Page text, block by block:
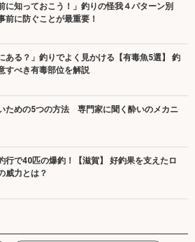
に知っておこう！」釣りの怪我４パターン別
に防ぐことが最重要！
ある？」釣りでよく見かける【有毒魚5選】 釣
すべき有毒部位を解説
ための5つの方法 専門家に聞く酔いのメカニ
行で40匹の爆釣！【滋賀】 好釣果を支えたロ
威力とは？